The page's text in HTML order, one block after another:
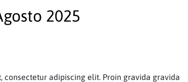
2025
consectetur adipiscing elit. Proin gravida gravida